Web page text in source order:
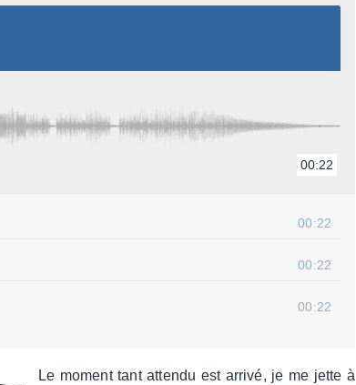
00:22
00:22
00:22
00:22
Le moment tant attendu est arrivé, je me jette à